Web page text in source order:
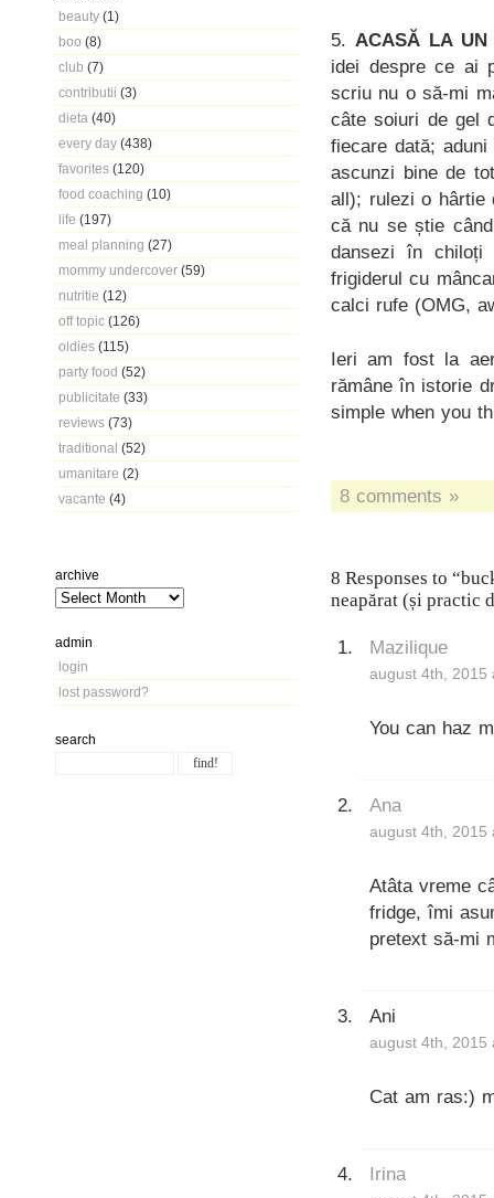
beauty (1)
boo (8)
club (7)
contributii (3)
dieta (40)
every day (438)
favorites (120)
food coaching (10)
life (197)
meal planning (27)
mommy undercover (59)
nutritie (12)
off topic (126)
oldies (115)
party food (52)
publicitate (33)
reviews (73)
traditional (52)
umanitare (2)
vacante (4)
archive
admin
login
lost password?
search
5. ACASĂ LA UN
idei despre ce ai
scriu nu o să-mi
câte soiuri de gel
fiecare dată;
ascunzi bine de
all); rulezi o hârtie
că nu se știe
dansezi în chiloți
frigiderul cu
calci rufe (OMG,
Ieri am fost la
rămâne în istorie
simple when you
8 comments »
8 Responses to
neapărat (și practic
Mazilique
august 4th, 2015
You can haz
Ana
august 4th, 2015
Atâta vreme
fridge, îmi
pretext să-mi
Ani
august 4th, 2015
Cat am ras:)
Irina